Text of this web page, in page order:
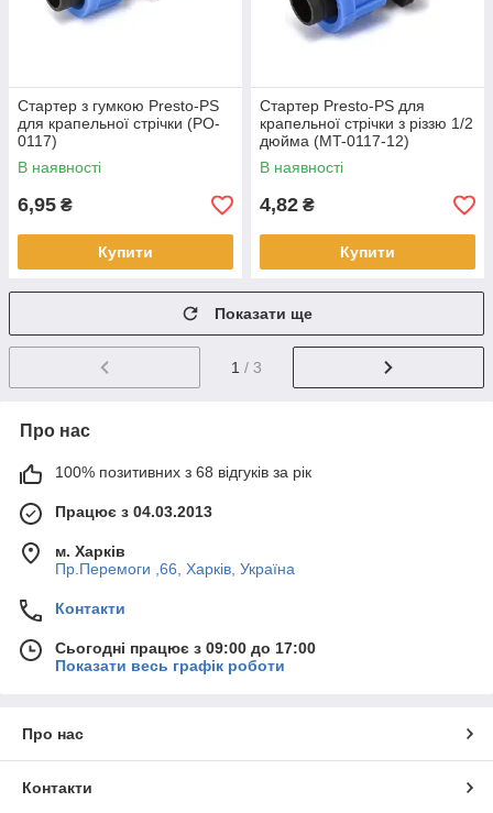
Стартер з гумкою Presto-PS
для крапельної стрічки (PO-
0117)
В наявності
6,95 ₴
Купити
Стартер Presto-PS для
крапельної стрічки з різзю 1/2
дюйма (MT-0117-12)
В наявності
4,82 ₴
Купити
Показати ще
1 / 3
Про нас
100% позитивних з 68 відгуків за рік
Працює з 04.03.2013
м. Харків
Пр.Перемоги ,66, Харків, Україна
Контакти
Сьогодні працює з 09:00 до 17:00
Показати весь графік роботи
Про нас
Контакти